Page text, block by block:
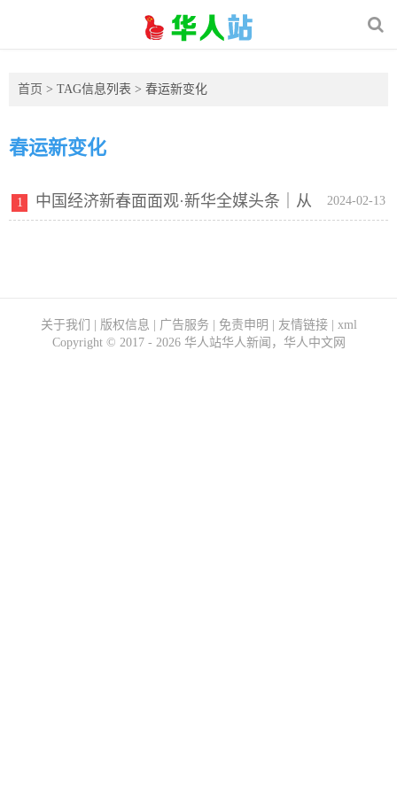
首页 > TAG信息列表 > 春运新变化
春运新变化
2024-02-13
1 中国经济新春面面观·新华全媒头条｜从
关于我们 版权信息 广告服务 免责申明 友情链接| xml
Copyright © 2017 - 2026 华人站华人新闻，华人中文网